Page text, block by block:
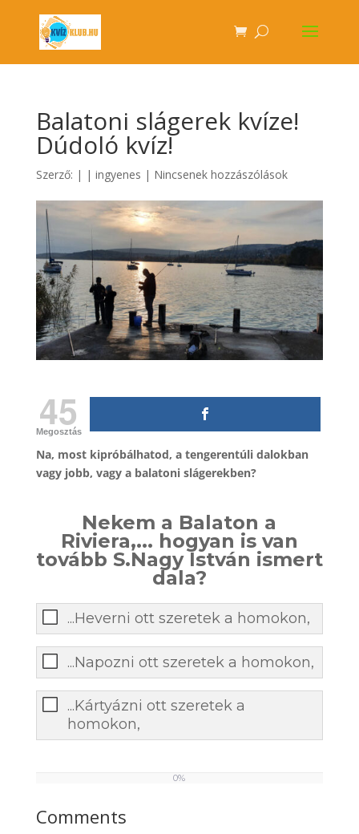
Balatoni slágerek kvíze!
Dúdoló kvíz!
Szerző: | | ingyenes | Nincsenek hozzászólások
45
Megosztás
Na, most kipróbálhatod, a tengerentúli dalokban
vagy jobb, vagy a balatoni slágerekben?
Nekem a Balaton a
Riviera,... hogyan is van
tovább S.Nagy István ismert
dala?
...Heverni ott szeretek a homokon,
...Napozni ott szeretek a homokon,
...Kártyázni ott szeretek a
homokon,
0%
Comments